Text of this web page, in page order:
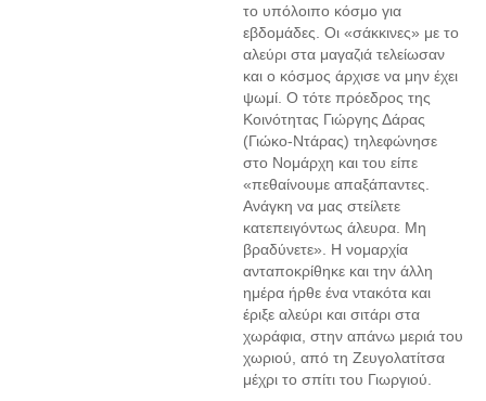
το υπόλοιπο κόσμο για
εβδομάδες. Οι «σάκκινες» με το
αλεύρι στα μαγαζιά τελείωσαν
και ο κόσμος άρχισε να μην έχει
ψωμί. Ο τότε πρόεδρος της
Κοινότητας Γιώργης Δάρας
(Γιώκο-Ντάρας) τηλεφώνησε
στο Νομάρχη και του είπε
«πεθαίνουμε απαξάπαντες.
Ανάγκη να μας στείλετε
κατεπειγόντως άλευρα. Μη
βραδύνετε». Η νομαρχία
ανταποκρίθηκε και την άλλη
ημέρα ήρθε ένα ντακότα και
έριξε αλεύρι και σιτάρι στα
χωράφια, στην απάνω μεριά του
χωριού, από τη Ζευγολατίτσα
μέχρι το σπίτι του Γιωργιού.